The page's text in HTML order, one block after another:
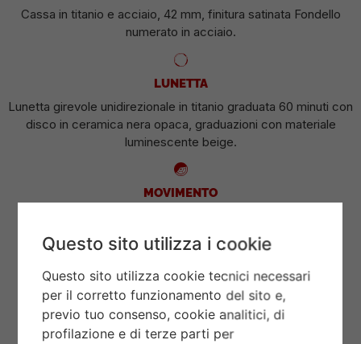
Cassa in titanio e acciaio, 42 mm, finitura satinata Fondello
numerato in acciaio.
LUNETTA
Lunetta girevole unidirezionale in titanio graduata 60 minuti con
disco in ceramica nera opaca, graduazioni con materiale
luminescente beige.
MOVIMENTO
meccanico a carica automatica con rotore bidirezionale.
QUADRANTE
Questo sito utilizza i cookie
Questo sito utilizza cookie tecnici necessari
per il corretto funzionamento del sito e,
previo tuo consenso, cookie analitici, di
profilazione e di terze parti per